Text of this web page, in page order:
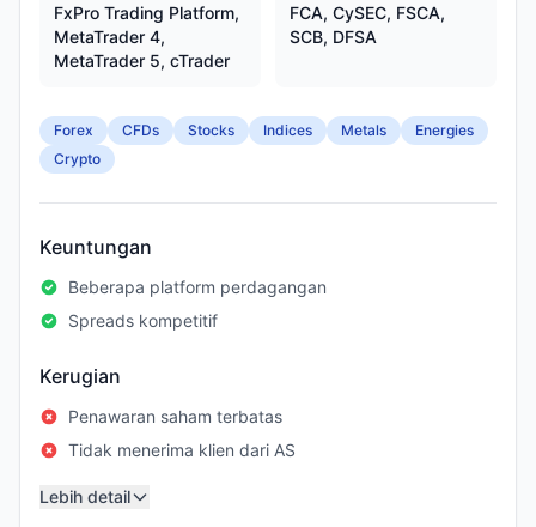
FxPro Trading Platform,
MetaTrader 4,
MetaTrader 5, cTrader
FCA, CySEC, FSCA,
SCB, DFSA
Forex CFDs Stocks Indices Metals
Energies
Crypto
Keuntungan
Beberapa platform perdagangan
Spreads kompetitif
Kerugian
Penawaran saham terbatas
Tidak menerima klien dari AS
Lebih detail